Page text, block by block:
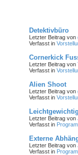
Detektivbüro
Letzter Beitrag von
Verfasst in
Cornerkick
Letzter Beitrag von
Verfasst in
Alien Shoot
Letzter Beitrag von
Verfasst in
Letzter Beitrag von
Verfasst in
Externe
Letzter Beitrag von
Verfasst in